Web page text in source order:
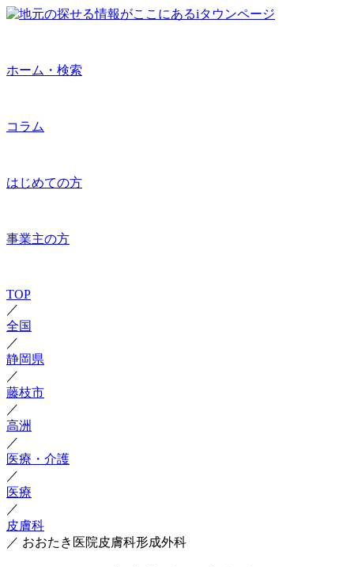
ホーム・検索
コラム
はじめての方
事業主の方
TOP
／
全国
／
静岡県
／
藤枝市
／
高洲
／
医療・介護
／
医療
／
皮膚科
／ おおたき医院皮膚科形成外科